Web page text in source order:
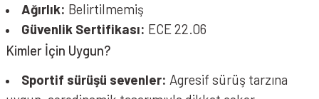
Ağırlık: Belirtilmemiş
Güvenlik Sertifikası: ECE 22.06
Kimler İçin Uygun?
Sportif sürüşü sevenler: Agresif sürüş tarzına